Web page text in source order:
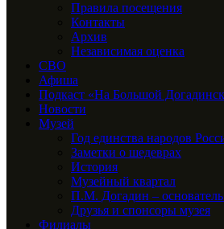
Правила посещения
Контакты
Архив
Независимая оценка
СВО
Афиша
Подкаст «На Большой
Новости
Музей
Год единства народов
Заметки о шедеврах
История
Музейный квартал
П.М. Догадин – основатель
Друзья и спонсоры музея
Филиалы